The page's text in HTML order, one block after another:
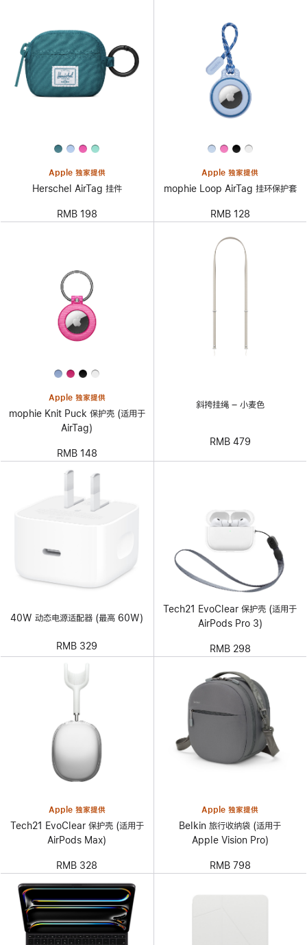
Apple 独家提供
Herschel AirTag 挂件
RMB 198
Apple 独家提供
mophie Loop AirTag 挂环保护套
RMB 128
Apple 独家提供
mophie Knit Puck 保护壳 (适用于
AirTag)
RMB 148
斜挎挂绳 – 小麦色
RMB 479
40W 动态电源适配器 (最高 60W)
RMB 329
Tech21 EvoClear 保护壳 (适用于
AirPods Pro 3)
RMB 298
Apple 独家提供
Tech21 EvoClear 保护壳 (适用于
AirPods Max)
RMB 328
Apple 独家提供
Belkin 旅行收纳袋 (适用于
Apple Vision Pro)
RMB 798